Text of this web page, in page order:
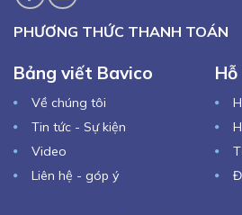
PHƯƠNG THỨC THANH TOÁN
Bảng viết Bavico
Về chúng tôi
Tin tức - Sự kiện
Video
Liên hệ - góp ý